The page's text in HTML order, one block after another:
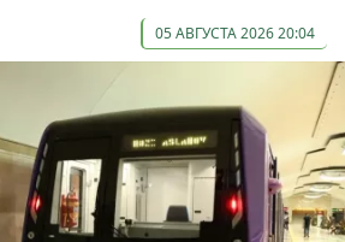
05 АВГУСТА 2026 20:04